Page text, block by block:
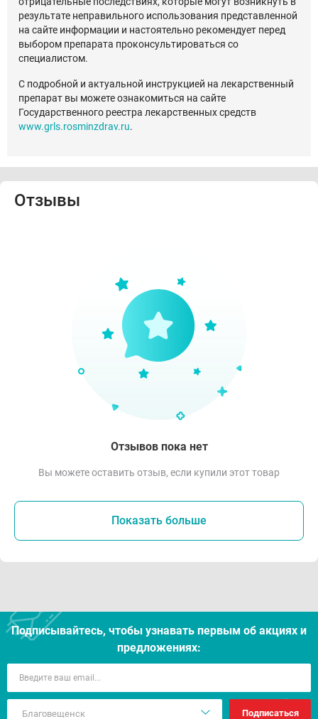
результате неправильного использования представленной
на сайте информации и настоятельно рекомендует перед
выбором препарата проконсультироваться со
специалистом.
С подробной и актуальной инструкцией на лекарственный
препарат вы можете ознакомиться на сайте
Государственного реестра лекарственных средств
www.grls.rosminzdrav.ru.
Отзывы
Отзывов пока нет
Вы можете оставить отзыв, если купили этот товар
Показать больше
Подписывайтесь, чтобы узнавать первым об акцияx и
предложениях:
Подписаться